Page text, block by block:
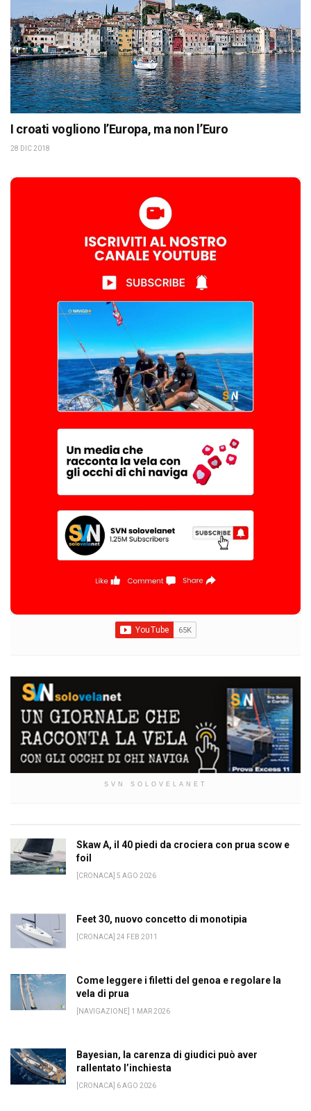
I croati vogliono l’Europa, ma non l’Euro
28 DIC 2018
SVN SOLOVELANET
Skaw A, il 40 piedi da crociera con prua scow e
foil
[CRONACA] 5 AGO 2026
Feet 30, nuovo concetto di monotipia
[CRONACA] 24 FEB 2011
Come leggere i filetti del genoa e regolare la
vela di prua
[NAVIGAZIONE] 1 MAR 2026
Bayesian, la carenza di giudici può aver
rallentato l’inchiesta
[CRONACA] 6 AGO 2026